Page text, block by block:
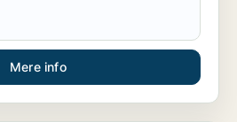
Mere info